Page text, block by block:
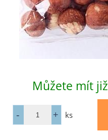
Můžete mít již
ks